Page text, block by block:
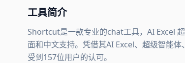
工具简介
Shortcut是一款专业的chat工具，AI Excel
面和中文支持。凭借其AI Excel、超级智能
受到157位用户的认可。